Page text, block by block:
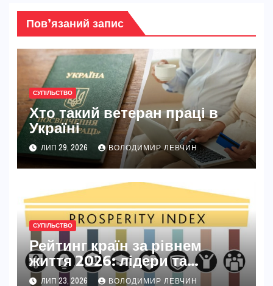
Пов’язаний запис
СУПІЛЬСТВО
Хто такий ветеран праці в
Україні
ЛИП 29, 2026 ВОЛОДИМИР ЛЕВЧИН
СУПІЛЬСТВО
Рейтинг країн за рівнем
життя 2026: лідери та
секрети їхнього успіху
ЛИП 23, 2026 ВОЛОДИМИР ЛЕВЧИН